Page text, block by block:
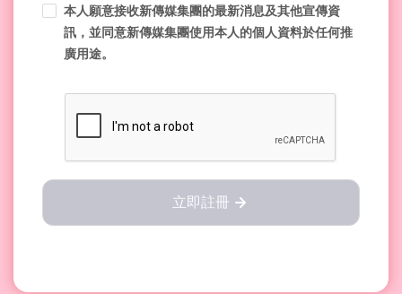
本人願意接收新傳媒集團的最新消息及其他宣傳資
訊，並同意新傳媒集團使用本人的個人資料於任何推
廣用途。
立即註冊